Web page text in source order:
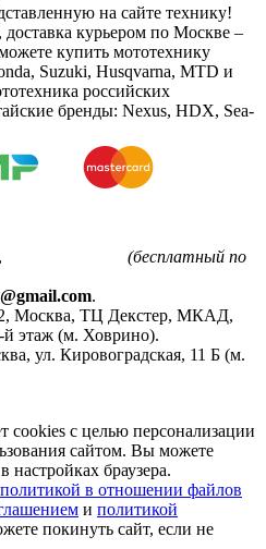
на сайте технику!
доставка курьером по Москве –
купить мототехнику
Suzuki, Husqvarna, MTD и
российских
бренды: Nexus, HDX, Sea-
,
(бесплатный по
.
, Москва, ТЦ Декстер, МКАД,
й этаж (м. Ховрино).
, ул. Кировоградская, 11 Б (м.
сookies с целью персонализации
сайтом. Вы можете
настройках браузера.
политикой в отношении файлов
и политикой
покинуть сайт, если не